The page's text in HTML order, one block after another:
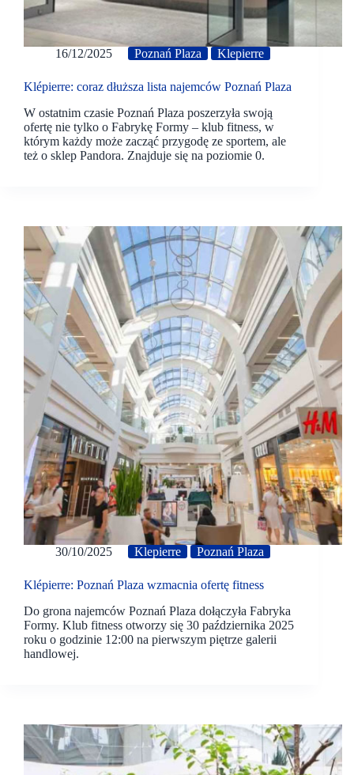
16/12/2025 Poznań Plaza Klepierre
Klépierre: coraz dłuższa lista najemców Poznań Plaza
W ostatnim czasie Poznań Plaza poszerzyła swoją
ofertę nie tylko o Fabrykę Formy – klub fitness, w
którym każdy może zacząć przygodę ze sportem, ale
też o sklep Pandora. Znajduje się na poziomie 0.
30/10/2025 Klepierre Poznań Plaza
Klépierre: Poznań Plaza wzmacnia ofertę fitness
Do grona najemców Poznań Plaza dołączyła Fabryka
Formy. Klub fitness otworzy się 30 października 2025
roku o godzinie 12:00 na pierwszym piętrze galerii
handlowej.